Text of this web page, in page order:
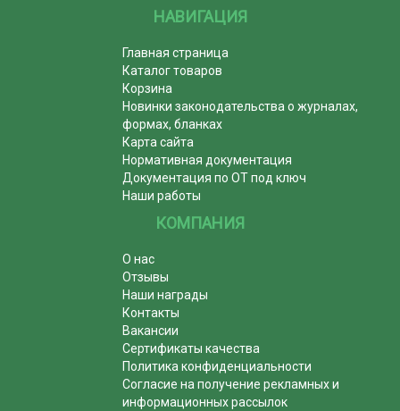
НАВИГАЦИЯ
Главная страница
Каталог товаров
Корзина
Новинки законодательства о журналах,
формах, бланках
Карта сайта
Нормативная документация
Документация по ОТ под ключ
Наши работы
КОМПАНИЯ
О нас
Отзывы
Наши награды
Контакты
Вакансии
Сертификаты качества
Политика конфиденциальности
Согласие на получение рекламных и
информационных рассылок